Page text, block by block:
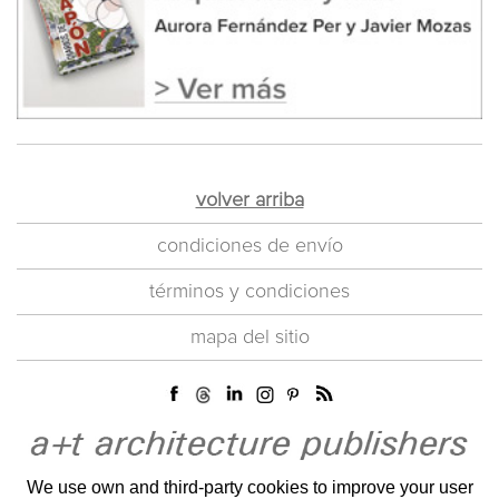
volver arriba
condiciones de envío
términos y condiciones
mapa del sitio
We use own and third-party cookies to improve your user